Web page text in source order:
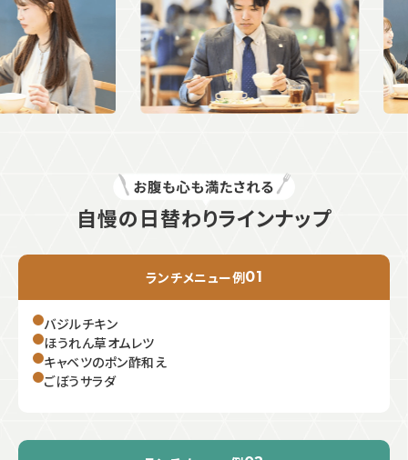
自慢の日替わりラインナップ
ランチメニュー例01
バジルチキン
ほうれん草オムレツ
キャベツのポン酢和え
ごぼうサラダ